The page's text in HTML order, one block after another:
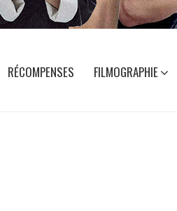
RÉCOMPENSES FILMOGRAPHIE